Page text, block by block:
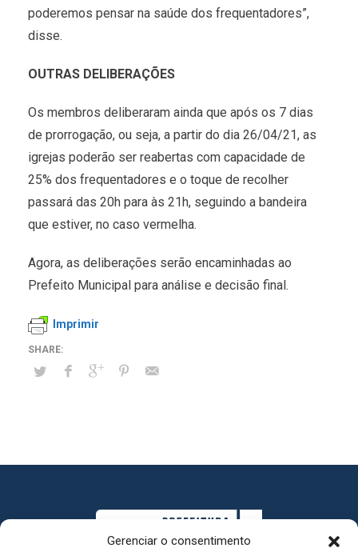
Gerenciar o consentimento
poderemos pensar na saúde dos frequentadores”,
disse.
OUTRAS DELIBERAÇÕES
Os membros deliberaram ainda que após os 7 dias
de prorrogação, ou seja, a partir do dia 26/04/21, as
igrejas poderão ser reabertas com capacidade de
25% dos frequentadores e o toque de recolher
passará das 20h para às 21h, seguindo a bandeira
que estiver, no caso vermelha.
Agora, as deliberações serão encaminhadas ao
Prefeito Municipal para análise e decisão final.
Imprimir